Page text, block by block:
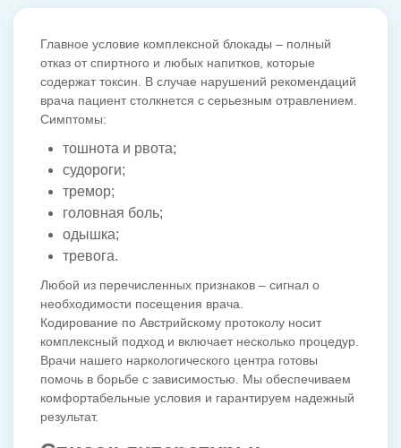
Главное условие комплексной блокады – полный
отказ от спиртного и любых напитков, которые
содержат токсин. В случае нарушений рекомендаций
врача пациент столкнется с серьезным отравлением.
Симптомы:
тошнота и рвота;
судороги;
тремор;
головная боль;
одышка;
тревога.
Любой из перечисленных признаков – сигнал о
необходимости посещения врача.
Кодирование по Австрийскому протоколу носит
комплексный подход и включает несколько процедур.
Врачи нашего наркологического центра готовы
помочь в борьбе с зависимостью. Мы обеспечиваем
комфортабельные условия и гарантируем надежный
результат.